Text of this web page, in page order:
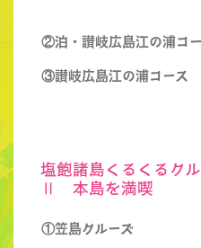
②泊・讃岐広島江の浦コ
③讃岐広島江の浦コース
塩飽諸島くるくるク
Ⅱ 本島を満喫
①笠島クルーズ